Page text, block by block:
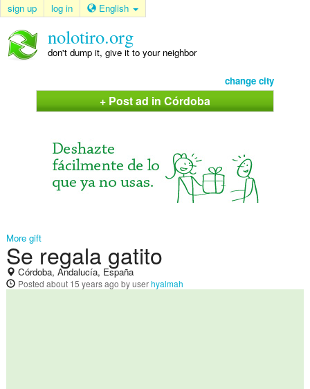
sign up log in English
nolotiro.org
don't dump it, give it to your neighbor
change city
+ Post ad in Córdoba
More gift
Se regala gatito
Córdoba, Andalucía, España
Posted about 15 years ago by userhyalmah